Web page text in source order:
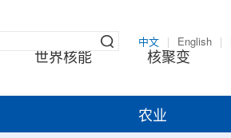
中文 English
世界核能 核聚变
农业